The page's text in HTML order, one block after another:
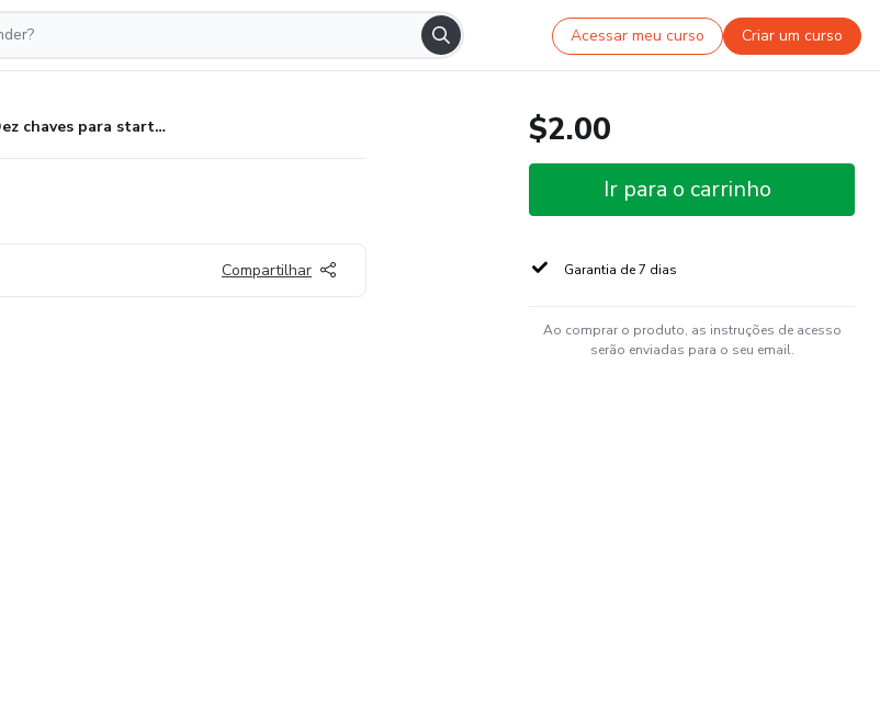
Acessar meu curso Criar um curso
Dez chaves para startar seu negócio.
Compartilhar
$2.00
Ir para o carrinho
Garantia de 7 dias
Ao comprar o produto, as instruções de acesso
serão enviadas para o seu email.